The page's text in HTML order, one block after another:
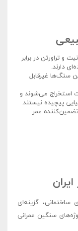
و تراورتن در برابر
دارند.
سنگ‌ها غیرقابل
استخراج می‌شوند و
پیچیده نیستند.
عمر
گزینه‌ای
سنگین عمرانی